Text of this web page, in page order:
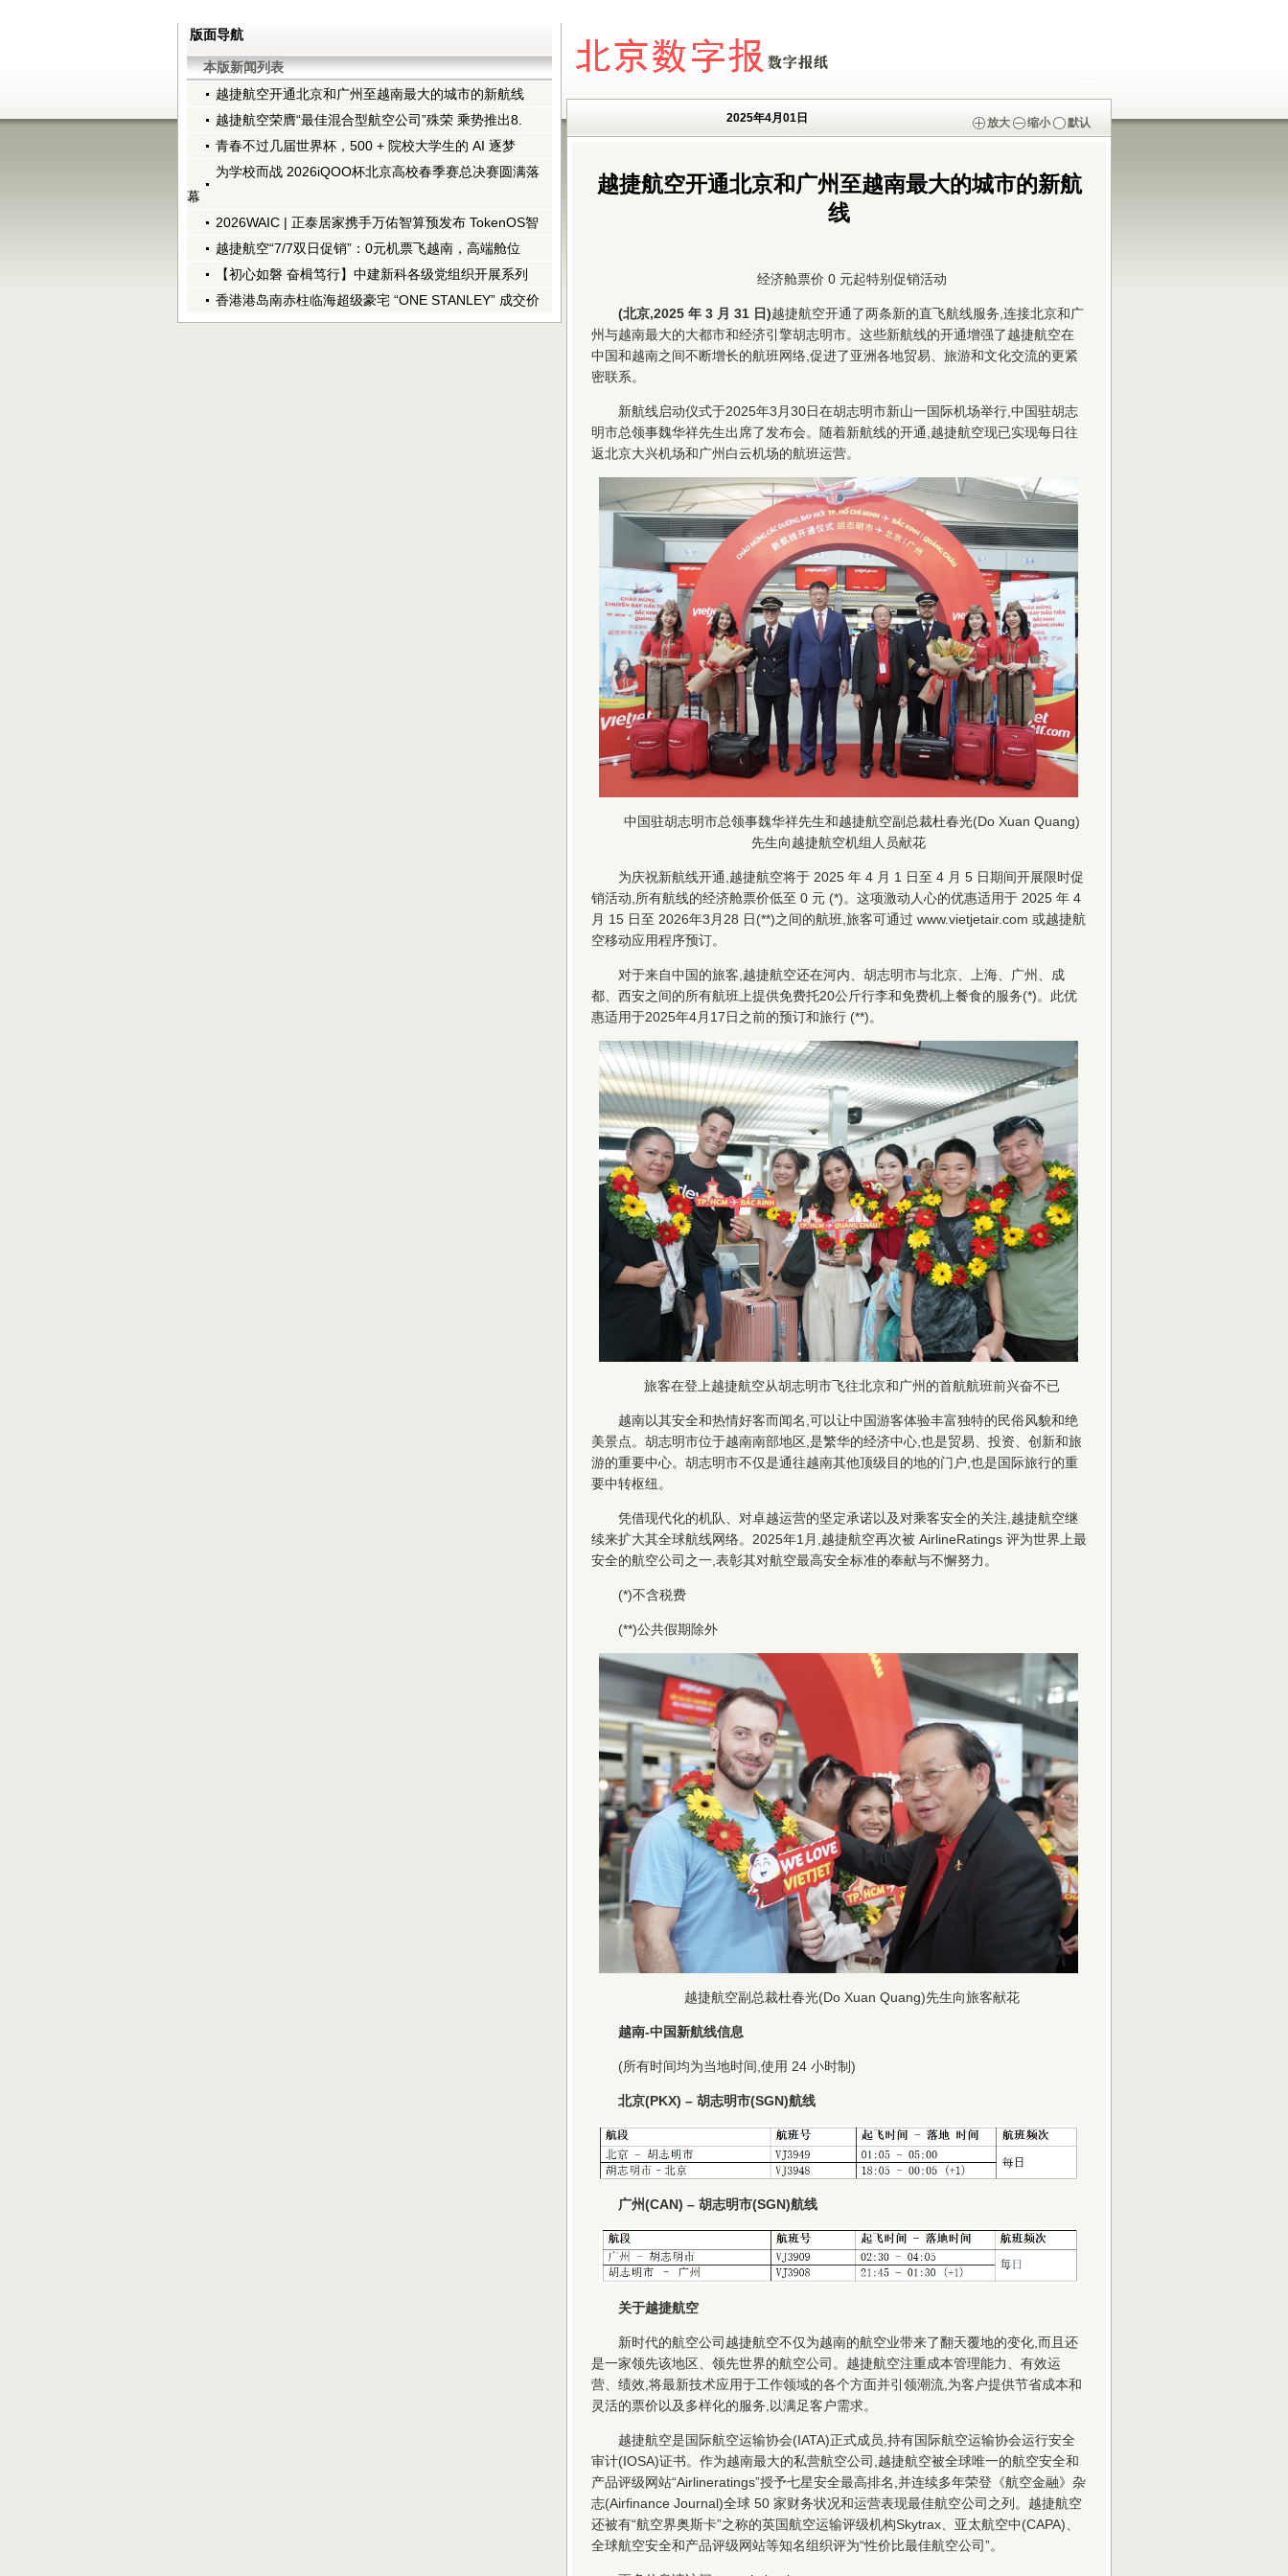
版面导航
本版新闻列表
越捷航空开通北京和广州至越南最大的城市的新航线
越捷航空荣膺“最佳混合型航空公司”殊荣 乘势推出8.
青春不过几届世界杯，500 + 院校大学生的 AI 逐梦
为学校而战 2026iQOO杯北京高校春季赛总决赛圆满落
幕
2026WAIC | 正泰居家携手万佑智算预发布 TokenOS智
越捷航空“7/7双日促销”：0元机票飞越南，高端舱位
【初心如磐 奋楫笃行】中建新科各级党组织开展系列
香港港岛南赤柱临海超级豪宅 “ONE STANLEY” 成交价
2025年4月01日 放大 缩小 默认
越捷航空开通北京和广州至越南最大的城市的新航
线
经济舱票价 0 元起特别促销活动
(北京,2025 年 3 月 31 日)越捷航空开通了两条新的直飞航线服务,连接北京和广
州与越南最大的大都市和经济引擎胡志明市。这些新航线的开通增强了越捷航空在
中国和越南之间不断增长的航班网络,促进了亚洲各地贸易、旅游和文化交流的更紧
密联系。
新航线启动仪式于2025年3月30日在胡志明市新山一国际机场举行,中国驻胡志
明市总领事魏华祥先生出席了发布会。随着新航线的开通,越捷航空现已实现每日往
返北京大兴机场和广州白云机场的航班运营。
中国驻胡志明市总领事魏华祥先生和越捷航空副总裁杜春光(Do Xuan Quang)
先生向越捷航空机组人员献花
为庆祝新航线开通,越捷航空将于 2025 年 4 月 1 日至 4 月 5 日期间开展限时促
销活动,所有航线的经济舱票价低至 0 元 (*)。这项激动人心的优惠适用于 2025 年 4
月 15 日至 2026年3月28 日(**)之间的航班,旅客可通过 www.vietjetair.com 或越捷航
空移动应用程序预订。
对于来自中国的旅客,越捷航空还在河内、胡志明市与北京、上海、广州、成
都、西安之间的所有航班上提供免费托20公斤行李和免费机上餐食的服务(*)。此优
惠适用于2025年4月17日之前的预订和旅行 (**)。
旅客在登上越捷航空从胡志明市飞往北京和广州的首航航班前兴奋不已
越南以其安全和热情好客而闻名,可以让中国游客体验丰富独特的民俗风貌和绝
美景点。胡志明市位于越南南部地区,是繁华的经济中心,也是贸易、投资、创新和旅
游的重要中心。胡志明市不仅是通往越南其他顶级目的地的门户,也是国际旅行的重
要中转枢纽。
凭借现代化的机队、对卓越运营的坚定承诺以及对乘客安全的关注,越捷航空继
续来扩大其全球航线网络。2025年1月,越捷航空再次被 AirlineRatings 评为世界上最
安全的航空公司之一,表彰其对航空最高安全标准的奉献与不懈努力。
(*)不含税费
(**)公共假期除外
越捷航空副总裁杜春光(Do Xuan Quang)先生向旅客献花
越南-中国新航线信息
(所有时间均为当地时间,使用 24 小时制)
北京(PKX) – 胡志明市(SGN)航线
广州(CAN) – 胡志明市(SGN)航线
关于越捷航空
新时代的航空公司越捷航空不仅为越南的航空业带来了翻天覆地的变化,而且还
是一家领先该地区、领先世界的航空公司。越捷航空注重成本管理能力、有效运
营、绩效,将最新技术应用于工作领域的各个方面并引领潮流,为客户提供节省成本和
灵活的票价以及多样化的服务,以满足客户需求。
越捷航空是国际航空运输协会(IATA)正式成员,持有国际航空运输协会运行安全
审计(IOSA)证书。作为越南最大的私营航空公司,越捷航空被全球唯一的航空安全和
产品评级网站“Airlineratings”授予七星安全最高排名,并连续多年荣登《航空金融》杂
志(Airfinance Journal)全球 50 家财务状况和运营表现最佳航空公司之列。越捷航空
还被有“航空界奥斯卡”之称的英国航空运输评级机构Skytrax、亚太航空中(CAPA)、
全球航空安全和产品评级网站等知名组织评为“性价比最佳航空公司”。